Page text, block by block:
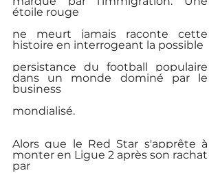
étoile rouge
ne meurt jamais raconte cette
histoire en interrogeant la possible
persistance du football populaire
dans un monde dominé par le
business
mondialisé.
Alors que le Red Star s'apprête à
monter en Ligue 2 après son rachat
par